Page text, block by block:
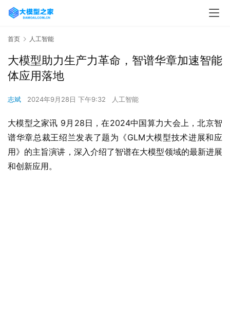
首页 人工智能
大模型助力生产力革命，智谱华章加速智能
体应用落地
志斌 2024年9月28日 下午9:32 人工智能
大模型之家讯 9月28日，在2024中国算力大会上，北京智
谱华章总裁王绍兰发表了题为《GLM大模型技术进展和应
用》的主旨演讲，深入介绍了智谱在大模型领域的最新进展
和创新应用。